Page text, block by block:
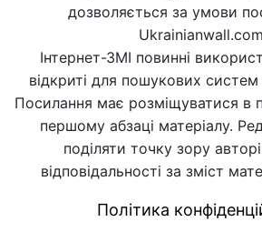
дозволяється за умови
Інтернет-ЗМІ повинні
відкриті для пошукових систем
Посилання має розміщуватися в
першому абзаці матеріалу.
поділяти точку зору
відповідальності за зміст
Політика